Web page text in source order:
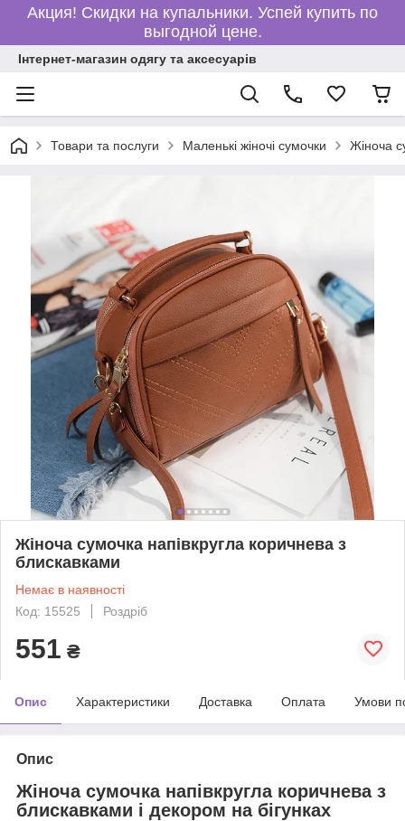
Акция! Скидки на купальники. Успей купить по
выгодной цене.
Інтернет-магазин одягу та аксесуарів
Товари та послуги Маленькі жіночі сумочки Жіноча
Жіноча сумочка напівкругла коричнева з
блискавками
Немає в наявності
Код: 15525
Роздріб
551 ₴
Опис Характеристики Доставка Оплата Умови
Опис
Жіноча сумочка напівкругла коричнева з
блискавками і декором на бігунках